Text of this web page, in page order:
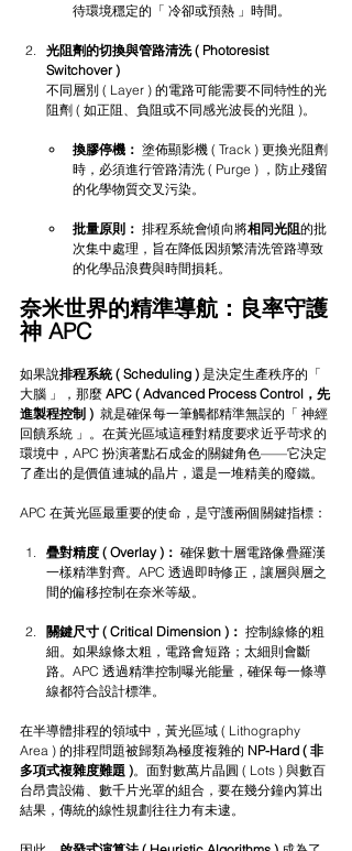
待環境穩定的「 冷卻或預熱 」時間。
光阻劑的切換與管路清洗 ( Photoresist
Switchover )
不同層別 ( Layer ) 的電路可能需要不同特性的光
阻劑 ( 如正阻、負阻或不同感光波長的光阻 )。
換膠停機： 塗佈顯影機 ( Track ) 更換光阻劑
時，必須進行管路清洗 ( Purge ) ，防止殘留
的化學物質交叉污染。
批量原則： 排程系統會傾向將相同光阻的批
次集中處理，旨在降低因頻繁清洗管路導致
的化學品浪費與時間損耗。
奈米世界的精準導航：良率守護
神 APC
如果說排程系統 ( Scheduling ) 是決定生產秩序的「
大腦 」，那麼 APC ( Advanced Process Control，先
進製程控制 ) 就是確保每一筆觸都精準無誤的「 神經
回饋系統 」。在黃光區域這種對精度要求近乎苛求的
環境中，APC 扮演著點石成金的關鍵角色——它決定
了產出的是價值連城的晶片，還是一堆精美的廢鐵。
APC 在黃光區最重要的使命，是守護兩個關鍵指標：
疊對精度 ( Overlay )： 確保數十層電路像疊羅漢
一樣精準對齊。APC 透過即時修正，讓層與層之
間的偏移控制在奈米等級。
關鍵尺寸 ( Critical Dimension )： 控制線條的粗
細。如果線條太粗，電路會短路；太細則會斷
路。APC 透過精準控制曝光能量，確保每一條導
線都符合設計標準。
在半導體排程的領域中，黃光區域 ( Lithography
Area ) 的排程問題被歸類為極度複雜的 NP-Hard ( 非
多項式複雜度難題 )。面對數萬片晶圓 ( Lots ) 與數百
台昂貴設備、數千片光罩的組合，要在幾分鐘內算出
結果，傳統的線性規劃往往力有未逮。